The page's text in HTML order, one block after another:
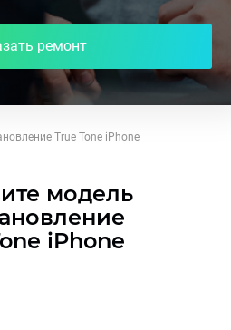
ремонт
True Tone iPhone
модель
iPhone